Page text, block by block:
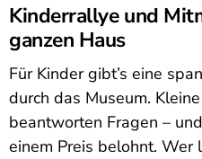
Kinderrallye und
ganzen Haus
Für Kinder gibt’s eine
durch das Museum.
beantworten Fragen –
einem Preis belohnt. Wer